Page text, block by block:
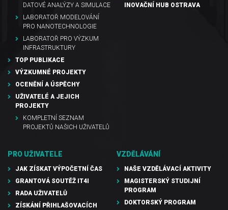
DATOVÉ ANALÝZY A SIMULACE
LABORATOŘ MODELOVÁNÍ
PRO NANOTECHNOLOGIE
LABORATOŘ PRO VÝZKUM
INFRASTRUKTURY
TOP PUBLIKACE
VÝZKUMNÉ PROJEKTY
OCENĚNÍ A ÚSPĚCHY
UŽIVATELÉ A JEJICH
PROJEKTY
KOMPLETNÍ SEZNAM
PROJEKTŮ NAŠICH UŽIVATELŮ
INOVAČNÍ HUB OSTRAVA
PRO UŽIVATELE
JAK ZÍSKAT VÝPOČETNÍ ČAS
GRANTOVÁ SOUTĚŽ IT4I
RADA UŽIVATELŮ
ZÍSKÁNÍ PŘIHLAŠOVACÍCH
VZDĚLÁVÁNÍ
NAŠE VZDĚLÁVACÍ AKTIVITY
MAGISTERSKÝ STUDIJNÍ
PROGRAM
DOKTORSKÝ PROGRAM